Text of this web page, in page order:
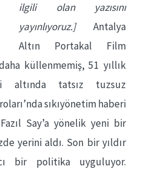
ilgili olan yazısını
yayınlıyoruz.]Antalya
Altın Portakal Film
küllenmemiş, 51 yıllık
altında tatsız tuzsuz
sıkıyönetim haberi
Say’a yönelik yeni bir
yerini aldı. Son bir yıldır
bir politika uyguluyor.